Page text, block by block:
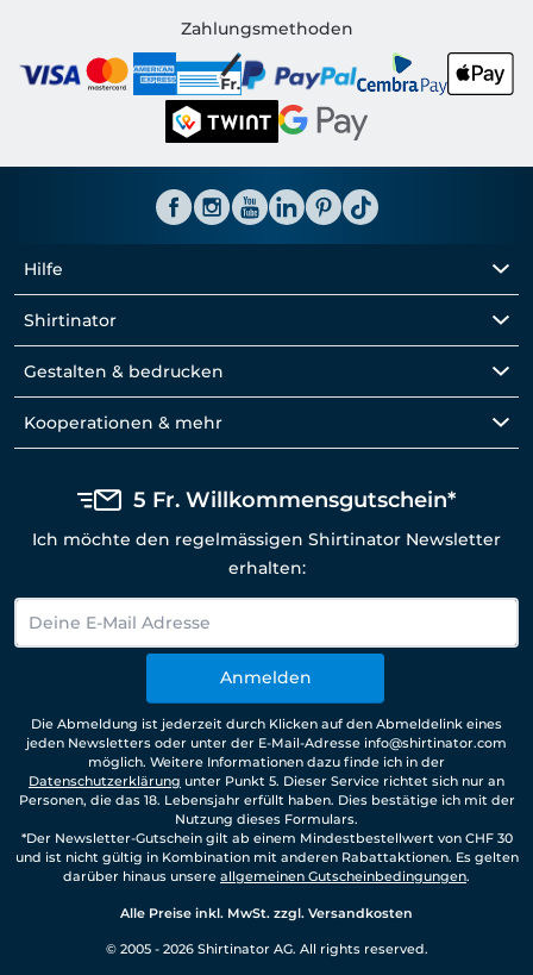
Shirtinator CH
Zahlungsmethoden
Hilfe
Shirtinator
Gestalten & bedrucken
Kooperationen & mehr
5 Fr. Willkommensgutschein*
Ich möchte den regelmässigen Shirtinator Newsletter
erhalten:
Anmelden
Die Abmeldung ist jederzeit durch Klicken auf den Abmeldelink eines
jeden Newsletters oder unter der E-Mail-Adresse info@shirtinator.com
möglich. Weitere Informationen dazu finde ich in der
Datenschutzerklärung unter Punkt 5. Dieser Service richtet sich nur an
Personen, die das 18. Lebensjahr erfüllt haben. Dies bestätige ich mit der
Nutzung dieses Formulars.
*Der Newsletter-Gutschein gilt ab einem Mindestbestellwert von CHF 30
und ist nicht gültig in Kombination mit anderen Rabattaktionen. Es gelten
darüber hinaus unsere allgemeinen Gutscheinbedingungen.
Alle Preise inkl. MwSt. zzgl. Versandkosten
© 2005 - 2026 Shirtinator AG. All rights reserved.